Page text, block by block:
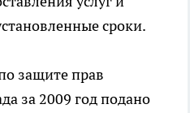
сроки.
защите прав
за 2009 год подано